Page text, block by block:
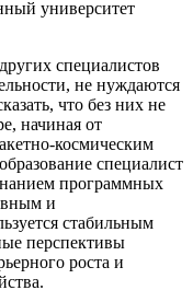
специалистов
не нуждаются
что без них не
начиная от
космическим
специалист
программных
и
стабильным
перспективы
роста и